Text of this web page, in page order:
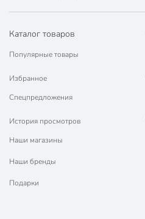
Каталог товаров
Популярные товары
Избранное
Спецпредложения
История просмотров
Наши магазины
Наши бренды
Подарки